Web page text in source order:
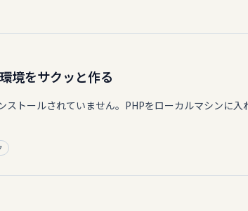
境をサクッと作る
ストールされていません。PHPをローカルマシンに